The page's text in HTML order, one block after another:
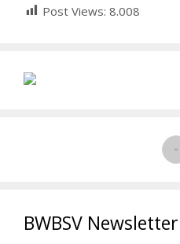
Post Views: 8.008
BWBSV Newsletter